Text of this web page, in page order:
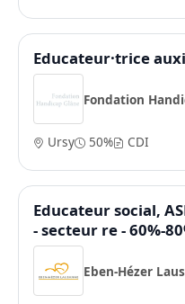
Educateur·trice
Fondation
Ursy 50% CDI
Educateur social,
- secteur re - 60%-
Eben-Hézer